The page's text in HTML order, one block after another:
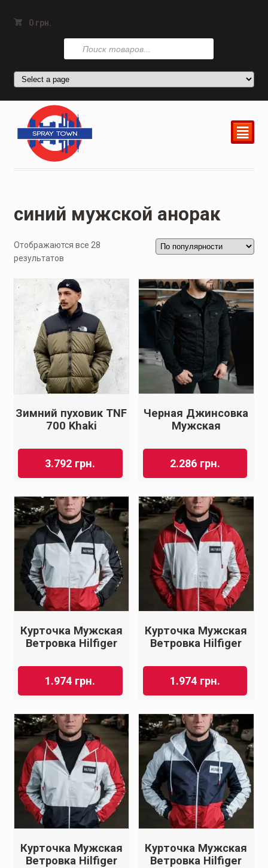
0 грн.
Поиск
товаров
²
синий мужской анорак
Отображаются все 28
результатов
Зимний пуховик TNF
700 Khaki
3.792 грн.
Черная Джинсовка
Мужская
2.286 грн.
Курточка Мужская
Ветровка Hilfiger
1.974 грн.
Курточка Мужская
Ветровка Hilfiger
1.974 грн.
Курточка Мужская
Ветровка Hilfiger
Курточка Мужская
Ветровка Hilfiger